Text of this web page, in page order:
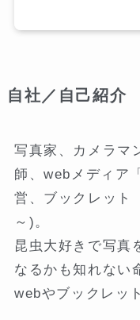
自社／自己紹介
写真家、カメラマ
師、webメディア
営、ブックレット
～)。
昆虫大好きで写真
なるかも知れない
webやブックレッ